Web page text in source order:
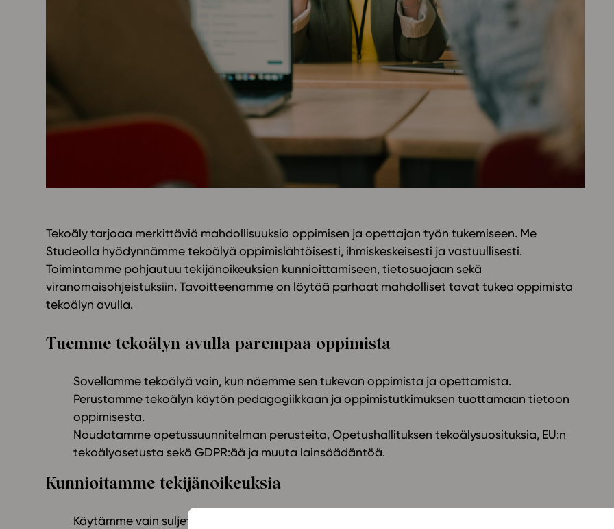
Oppimateriaalit
Yläkoulun lisenssit
Hinnasto
Käyttöönotto
Bruksanvisning
Tilaa
Tekoäly tarjoaa merkittäviä mahdollisuuksia oppimisen ja opettajan työn tukemiseen. Me
Studeolla hyödynnämme tekoälyä oppimislähtöisesti, ihmiskeskeisesti ja vastuullisesti.
Toimintamme pohjautuu tekijänoikeuksien kunnioittamiseen, tietosuojaan sekä
viranomaisohjeistuksiin. Tavoitteenamme on löytää parhaat mahdolliset tavat tukea oppimista
tekoälyn avulla.
Tuemme tekoälyn avulla parempaa oppimista
Sovellamme tekoälyä vain, kun näemme sen tukevan oppimista ja opettamista.
Perustamme tekoälyn käytön pedagogiikkaan ja oppimistutkimuksen tuottamaan tietoon
oppimisesta.
Noudatamme opetussuunnitelman perusteita, Opetushallituksen tekoälysuosituksia, EU:n
tekoälyasetusta sekä GDPR:ää ja muuta lainsäädäntöä.
Kunnioitamme tekijänoikeuksia
Käytämme vain suljettuja ja luotettaviksi todettuja tekoälysovelluksia